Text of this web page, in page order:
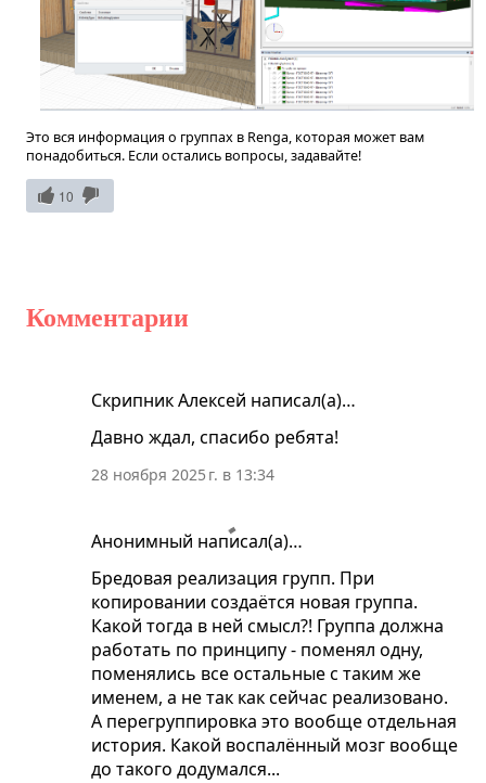
Это вся информация о группах в Renga, которая может вам
понадобиться. Если остались вопросы, задавайте!
10
Комментарии
Скрипник Алексей написал(а)…
Давно ждал, спасибо ребята!
28 ноября 2025 г. в 13:34
Анонимный написал(а)…
Бредовая реализация групп. При
копировании создаётся новая группа.
Какой тогда в ней смысл?! Группа должна
работать по принципу - поменял одну,
поменялись все остальные с таким же
именем, а не так как сейчас реализовано.
А перегруппировка это вообще отдельная
история. Какой воспалённый мозг вообще
до такого додумался...